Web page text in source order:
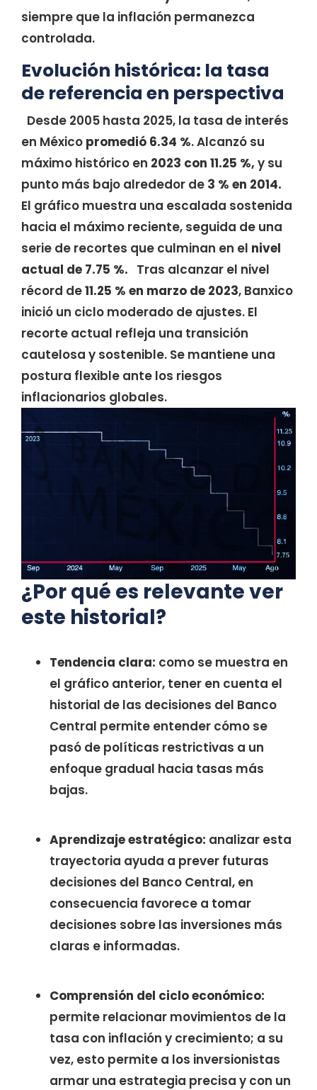
siempre que la inflación permanezca
controlada.
Evolución histórica: la tasa
de referencia en perspectiva
Desde 2005 hasta 2025, la tasa de interés
en México promedió 6.34 %. Alcanzó su
máximo histórico en 2023 con 11.25 %, y su
punto más bajo alrededor de 3 % en 2014.
El gráfico muestra una escalada sostenida
hacia el máximo reciente, seguida de una
serie de recortes que culminan en el nivel
actual de 7.75 %. Tras alcanzar el nivel
récord de11.25 % en marzo de 2023, Banxico
inició un ciclo moderado de ajustes. El
recorte actual refleja una transición
cautelosa y sostenible. Se mantiene una
postura flexible ante los riesgos
inflacionarios globales.
¿Por qué es relevante ver
este historial?
Tendencia clara: como se muestra en
el gráfico anterior, tener en cuenta el
historial de las decisiones del Banco
Central permite entender cómo se
pasó de políticas restrictivas a un
enfoque gradual hacia tasas más
bajas.
Aprendizaje estratégico: analizar esta
trayectoria ayuda a prever futuras
decisiones del Banco Central, en
consecuencia favorece a tomar
decisiones sobre las inversiones más
claras e informadas.
Comprensión del ciclo económico:
permite relacionar movimientos de la
tasa con inflación y crecimiento; a su
vez, esto permite a los inversionistas
armar una estrategia precisa y con un